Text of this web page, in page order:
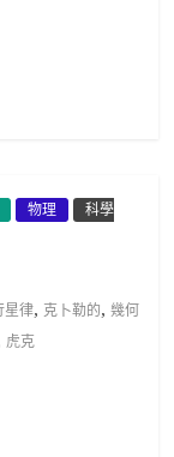
物理
科學
星律, 克卜勒的,幾何
虎克